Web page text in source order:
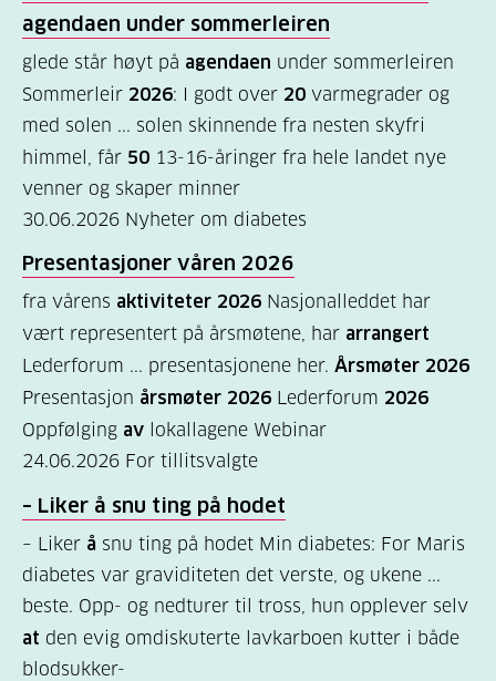
er
diabetes?
(9)
Bli
(1)
agendaen under sommerleiren
glede står høyt på agendaen under sommerleiren
Sommerleir 2026: I godt over 20 varmegrader og
med solen ... solen skinnende fra nesten skyfri
himmel, får 50 13-16-åringer fra hele landet nye
venner og skaper minner
30.06.2026 Nyheter om diabetes
Presentasjoner våren 2026
fra vårens aktiviteter 2026 Nasjonalleddet har
vært representert på årsmøtene, har arrangert
Lederforum ... presentasjonene her. Årsmøter 2026
Presentasjon årsmøter 2026 Lederforum 2026
Oppfølging av lokallagene Webinar
24.06.2026 For tillitsvalgte
– Liker å snu ting på hodet
– Liker å snu ting på hodet Min diabetes: For Maris
diabetes var graviditeten det verste, og ukene ...
beste. Opp- og nedturer til tross, hun opplever selv
at den evig omdiskuterte lavkarboen kutter i både
blodsukker-